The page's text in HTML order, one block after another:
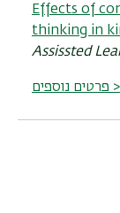
Effects of
thinking in
Assissted
>>